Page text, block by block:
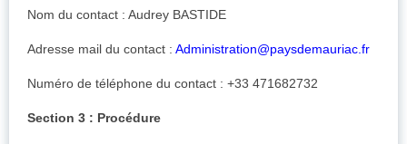
Nom du contact : Audrey BASTIDE
Adresse mail du contact : Administration@paysdemauriac.fr
Numéro de téléphone du contact : +33 471682732
Section 3 : Procédure